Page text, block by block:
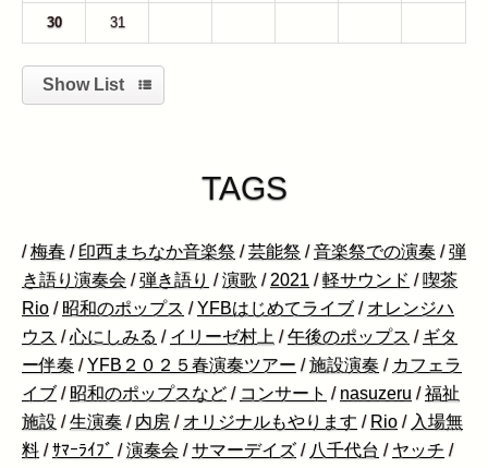
30 31
Show List
TAGS
/梅春 / 印西まちなか音楽祭 /芸能祭 /音楽祭での演奏 /弾
き語り演奏会 /弾き語り /演歌 / 2021 /軽サウンド /喫茶
Rio / 昭和のポップス /YFBはじめてライブ / オレンジハ
ウス /心にしみる / イリーゼ村上 /午後のポップス / ギタ
ー伴奏 /YFB２０２５春演奏ツアー /施設演奏 / カフェラ
イブ / 昭和のポップスなど / コンサート / nasuzeru /福祉
施設 /生演奏 / 内房 / オリジナルもやります / Rio / 入場無
料 /ｻﾏｰﾗｲﾌﾞ /演奏会 /サマーデイズ / 八千代台 / ヤッチ /